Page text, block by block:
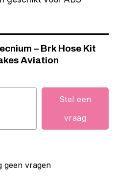
– Brk Hose Kit
Aviation
Stel een
vraag
geen vragen